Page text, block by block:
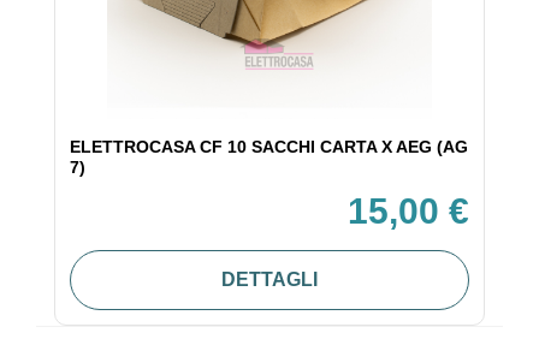
ELETTROCASA CF 10 SACCHI CARTA X AEG (AG
7)
15,00 €
DETTAGLI